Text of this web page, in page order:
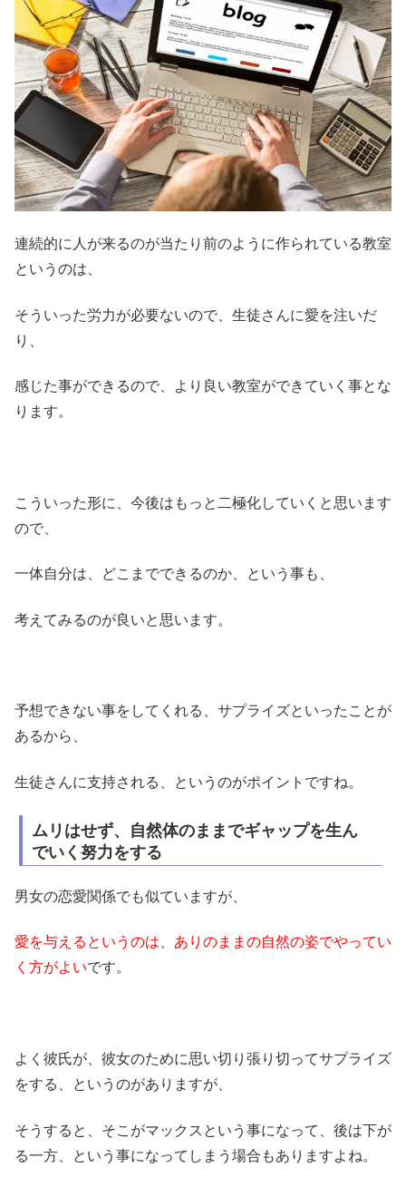
連続的に人が来るのが当たり前のように作られている教室
というのは、
そういった労力が必要ないので、生徒さんに愛を注いだ
り、
感じた事ができるので、より良い教室ができていく事とな
ります。
こういった形に、今後はもっと二極化していくと思います
ので、
一体自分は、どこまでできるのか、という事も、
考えてみるのが良いと思います。
予想できない事をしてくれる、サプライズといったことが
あるから、
生徒さんに支持される、というのがポイントですね。
ムリはせず、自然体のままでギャップを生ん
でいく努力をする
男女の恋愛関係でも似ていますが、
愛を与えるというのは、ありのままの自然の姿でやってい
く方がよいです。
よく彼氏が、彼女のために思い切り張り切ってサプライズ
をする、というのがありますが、
そうすると、そこがマックスという事になって、後は下が
る一方、という事になってしまう場合もありますよね。